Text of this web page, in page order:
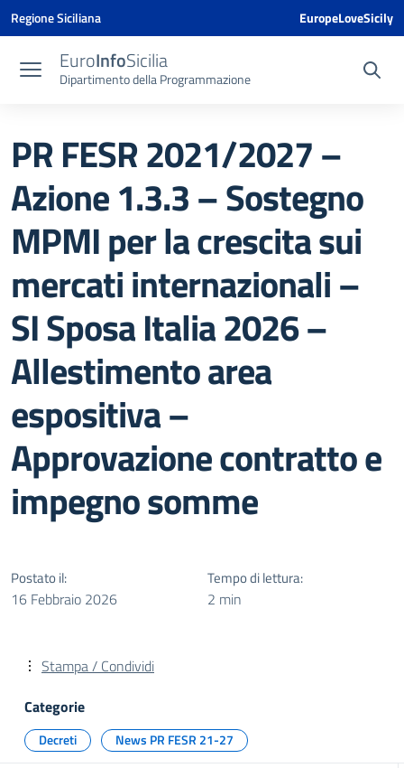
Vai ai contenuti
Vai al menu di navigazione
Vai al footer
Vai al banner delle Cookie Policy
Regione Siciliana EuropeLoveSicily
EuroInfoSicilia
Dipartimento della Programmazione
PR FESR 2021/2027 –
Azione 1.3.3 – Sostegno
MPMI per la crescita sui
mercati internazionali –
SI Sposa Italia 2026 –
Allestimento area
espositiva –
Approvazione contratto e
impegno somme
Postato il:
16 Febbraio 2026
Tempo di lettura:
2 min
Stampa / Condividi
Categorie
Decreti News PR FESR 21-27